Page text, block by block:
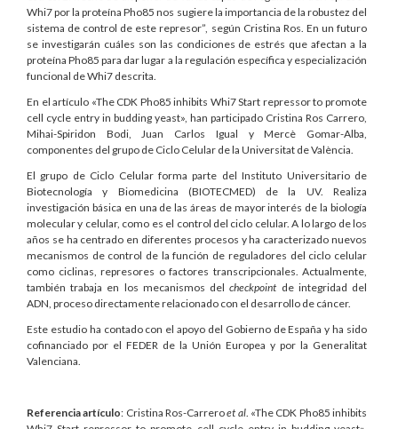
Whi7 por la proteína Pho85 nos sugiere la importancia de la robustez del
sistema de control de este represor”, según Cristina Ros. En un futuro
se investigarán cuáles son las condiciones de estrés que afectan a la
proteína Pho85 para dar lugar a la regulación específica y especialización
funcional de Whi7 descrita.
En el artículo «The CDK Pho85 inhibits Whi7 Start repressor to promote
cell cycle entry in budding yeast», han participado Cristina Ros Carrero,
Mihai-Spiridon Bodi, Juan Carlos Igual y Mercè Gomar-Alba,
componentes del grupo de Ciclo Celular de la Universitat de València.
El grupo de Ciclo Celular forma parte del Instituto Universitario de
Biotecnología y Biomedicina (BIOTECMED) de la UV. Realiza
investigación básica en una de las áreas de mayor interés de la biología
molecular y celular, como es el control del ciclo celular. A lo largo de los
años se ha centrado en diferentes procesos y ha caracterizado nuevos
mecanismos de control de la función de reguladores del ciclo celular
como ciclinas, represores o factores transcripcionales. Actualmente,
también trabaja en los mecanismos delcheckpoint de integridad del
ADN, proceso directamente relacionado con el desarrollo de cáncer.
Este estudio ha contado con el apoyo del Gobierno de España y ha sido
cofinanciado por el FEDER de la Unión Europea y por la Generalitat
Valenciana.
Referencia artículo: Cristina Ros-Carreroet al. «The CDK Pho85 inhibits